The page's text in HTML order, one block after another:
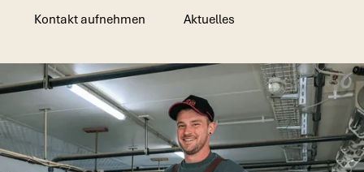
Kontakt aufnehmen
Aktuelles